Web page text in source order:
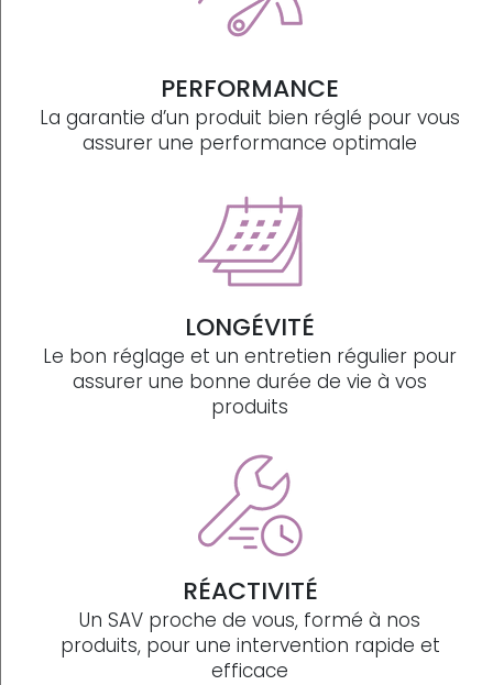
PERFORMANCE
La garantie d’un produit bien réglé pour vous
assurer une performance optimale
LONGÉVITÉ
Le bon réglage et un entretien régulier pour
assurer une bonne durée de vie à vos
produits
RÉACTIVITÉ
Un SAV proche de vous, formé à nos
produits, pour une intervention rapide et
efficace